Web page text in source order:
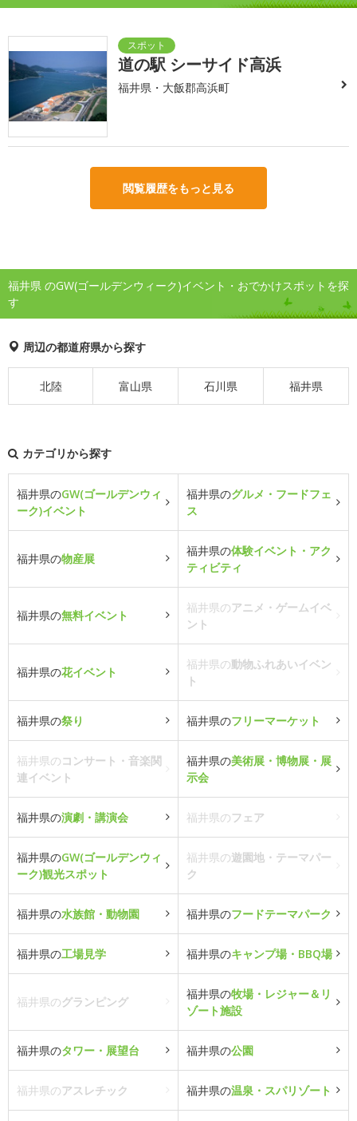
道の駅 シーサイド高浜
福井県・大飯郡高浜町
閲覧履歴をもっと見る
福井県 のGW(ゴールデンウィーク)イベント・おでかけスポットを探
す
周辺の都道府県から探す
北陸 富山県 石川県 福井県
カテゴリから探す
福井県のGW(ゴールデンウィ
ーク)イベント
福井県のグルメ・フードフェ
ス
福井県の物産展
福井県の体験イベント・アク
ティビティ
福井県の無料イベント
福井県のアニメ・ゲームイベ
ント
福井県の花イベント
福井県の動物ふれあいイベン
ト
福井県の祭り 福井県のフリーマーケット
福井県のコンサート・音楽関
連イベント
福井県の美術展・博物展・展
示会
福井県の演劇・講演会 福井県のフェア
福井県のGW(ゴールデンウィ
ーク)観光スポット
福井県の遊園地・テーマパー
ク
福井県の水族館・動物園 福井県のフードテーマパーク
福井県の工場見学 福井県のキャンプ場・BBQ場
福井県のグランピング
福井県の牧場・レジャー＆リ
ゾート施設
福井県のタワー・展望台 福井県の公園
福井県のアスレチック 福井県の温泉・スパリゾート